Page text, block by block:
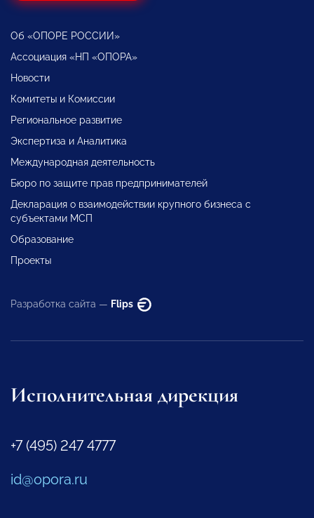
Об «ОПОРЕ РОССИИ»
Ассоциация «НП «ОПОРА»
Новости
Комитеты и Комиссии
Региональное развитие
Экспертиза и Аналитика
Международная деятельность
Бюро по защите прав предпринимателей
Декларация о взаимодействии крупного бизнеса с
субъектами МСП
Образование
Проекты
Разработка сайта — Flips
Исполнительная дирекция
+7 (495) 247 4777
id@opora.ru